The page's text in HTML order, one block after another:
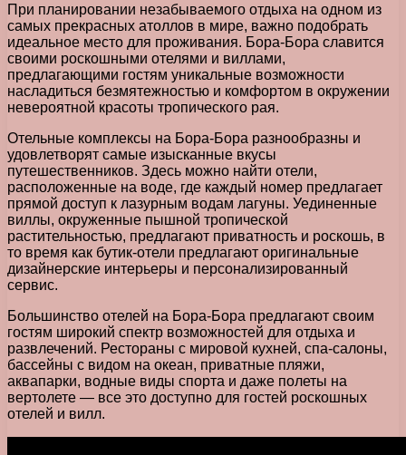
При планировании незабываемого отдыха на одном из
самых прекрасных атоллов в мире, важно подобрать
идеальное место для проживания. Бора-Бора славится
своими роскошными отелями и виллами,
предлагающими гостям уникальные возможности
насладиться безмятежностью и комфортом в окружении
невероятной красоты тропического рая.
Отельные комплексы на Бора-Бора разнообразны и
удовлетворят самые изысканные вкусы
путешественников. Здесь можно найти отели,
расположенные на воде, где каждый номер предлагает
прямой доступ к лазурным водам лагуны. Уединенные
виллы, окруженные пышной тропической
растительностью, предлагают приватность и роскошь, в
то время как бутик-отели предлагают оригинальные
дизайнерские интерьеры и персонализированный
сервис.
Большинство отелей на Бора-Бора предлагают своим
гостям широкий спектр возможностей для отдыха и
развлечений. Рестораны с мировой кухней, спа-салоны,
бассейны с видом на океан, приватные пляжи,
аквапарки, водные виды спорта и даже полеты на
вертолете — все это доступно для гостей роскошных
отелей и вилл.